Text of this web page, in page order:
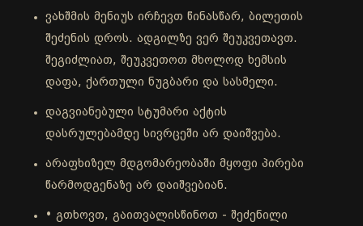
ვახშმის მენიუს ირჩევთ წინასწარ, ბილეთის
შეძენის დროს. ადგილზე ვერ შეუკვეთავთ.
შეგიძლიათ, შეუკვეთოთ მხოლოდ ხემსის
დაფა, ქართული ნუგბარი და სასმელი.
დაგვიანებული სტუმარი აქტის
დასრულებამდე სივრცეში არ დაიშვება.
არაფხიზელ მდგომარეობაში მყოფი პირები
წარმოდგენაზე არ დაიშვებიან.
• გთხოვთ, გაითვალისწინოთ - შეძენილი